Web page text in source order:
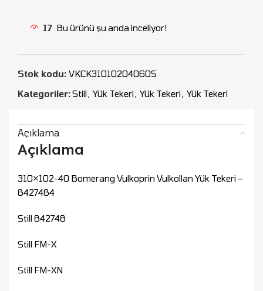
17 Bu ürünü şu anda inceliyor!
Stok kodu: VKCK31010204060S
Kategoriler:Still, Yük Tekeri, Yük Tekeri, Yük Tekeri
Açıklama
Açıklama
310×102-40 Bomerang Vulkoprin Vulkollan Yük Tekeri –
8427484
Still 842748
Still FM-X
Still FM-XN